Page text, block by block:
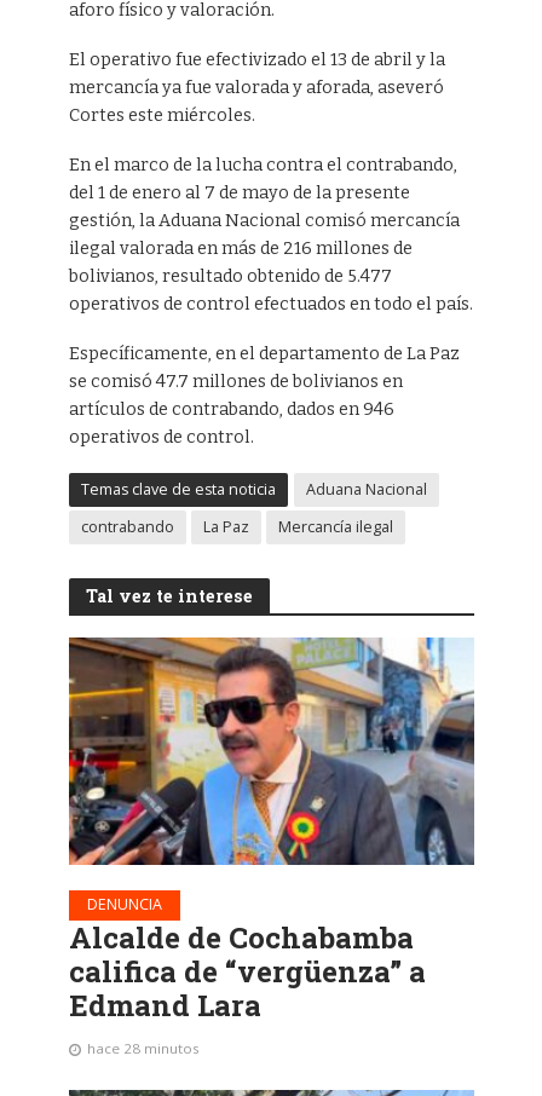
aforo físico y valoración.
El operativo fue efectivizado el 13 de abril y la
mercancía ya fue valorada y aforada, aseveró
Cortes este miércoles.
En el marco de la lucha contra el contrabando,
del 1 de enero al 7 de mayo de la presente
gestión, la Aduana Nacional comisó mercancía
ilegal valorada en más de 216 millones de
bolivianos, resultado obtenido de 5.477
operativos de control efectuados en todo el país.
Específicamente, en el departamento de La Paz
se comisó 47.7 millones de bolivianos en
artículos de contrabando, dados en 946
operativos de control.
Temas clave de esta noticia
Aduana Nacional
contrabando
La Paz Mercancía ilegal
Tal vez te interese
DENUNCIA
Alcalde de Cochabamba
califica de “vergüenza” a
Edmand Lara
hace 28 minutos